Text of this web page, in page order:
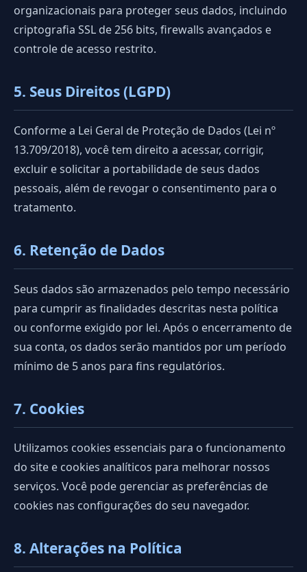
organizacionais para proteger seus dados, incluindo
criptografia SSL de 256 bits, firewalls avançados e
controle de acesso restrito.
5. Seus Direitos (LGPD)
Conforme a Lei Geral de Proteção de Dados (Lei nº
13.709/2018), você tem direito a acessar, corrigir,
excluir e solicitar a portabilidade de seus dados
pessoais, além de revogar o consentimento para o
tratamento.
6. Retenção de Dados
Seus dados são armazenados pelo tempo necessário
para cumprir as finalidades descritas nesta política
ou conforme exigido por lei. Após o encerramento de
sua conta, os dados serão mantidos por um período
mínimo de 5 anos para fins regulatórios.
7. Cookies
Utilizamos cookies essenciais para o funcionamento
do site e cookies analíticos para melhorar nossos
serviços. Você pode gerenciar as preferências de
cookies nas configurações do seu navegador.
8. Alterações na Política